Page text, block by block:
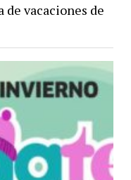
de vacaciones de